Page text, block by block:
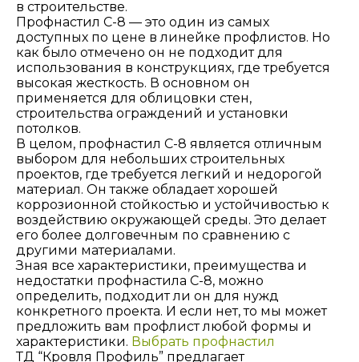
в строительстве.
Профнастил С-8 — это один из самых
доступных по цене в линейке профлистов. Но
как было отмечено он не подходит для
использования в конструкциях, где требуется
высокая жесткость. В основном он
применяется для облицовки стен,
строительства ограждений и установки
потолков.
В целом, профнастил С-8 является отличным
выбором для небольших строительных
проектов, где требуется легкий и недорогой
материал. Он также обладает хорошей
коррозионной стойкостью и устойчивостью к
воздействию окружающей среды. Это делает
его более долговечным по сравнению с
другими материалами.
Зная все характеристики, преимущества и
недостатки профнастила С-8, можно
определить, подходит ли он для нужд
конкретного проекта. И если нет, то мы может
предложить вам профлист любой формы и
характеристики. Выбрать профнастил
ТД “Кровля Профиль” предлагает